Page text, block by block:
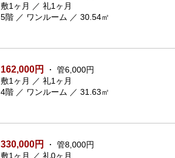
敷1ヶ月 ／ 礼1ヶ月
5階 ／ ワンルーム ／ 30.54㎡
162,000円
・ 管6,000円
敷1ヶ月 ／ 礼1ヶ月
4階 ／ ワンルーム ／ 31.63㎡
330,000円
・ 管8,000円
敷1ヶ月 ／ 礼0ヶ月